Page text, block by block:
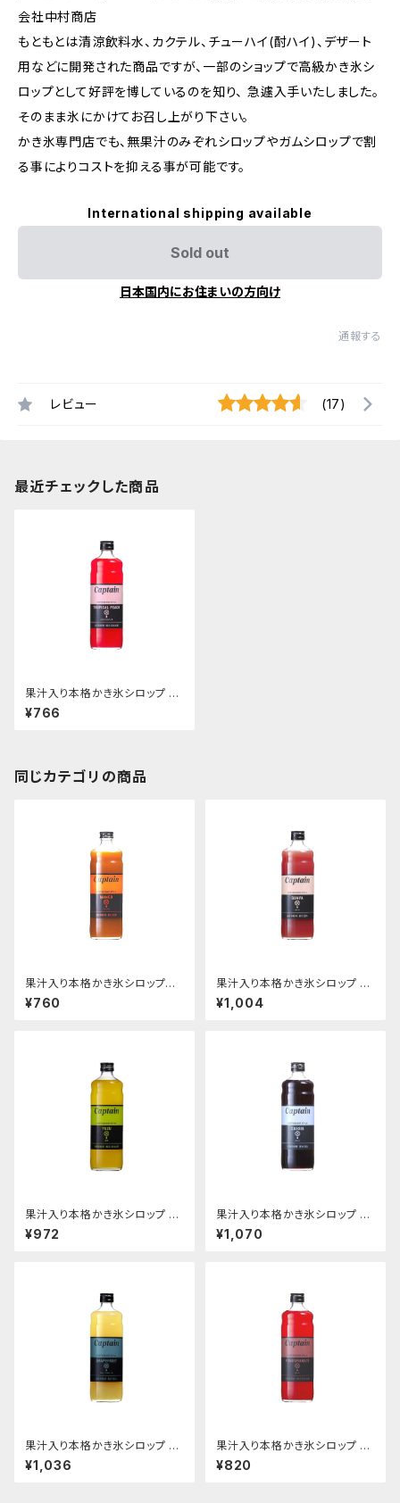
会社中村商店
もともとは清涼飲料水、カクテル、チューハイ(酎ハイ)、デザート
用などに開発された商品ですが、一部のショップで高級かき氷シ
ロップとして好評を博しているのを知り、 急遽入手いたしました。
そのまま氷にかけてお召し上がり下さい。
かき氷専門店でも、無果汁のみぞれシロップやガムシロップで割
る事によりコストを抑える事が可能です。
International shipping available
Sold out
日本国内にお住まいの方向け
通報する
レビュー (17)
最近チェックした商品
果汁入り本格かき氷シロップ ト
ロピカルピーチ 600ｍｌビン
¥766
同じカテゴリの商品
果汁入り本格かき氷シロップ
マンゴー 600ｍｌ
¥760
果汁入り本格かき氷シロップ グ
ァバ 600ｍｌビン
¥1,004
果汁入り本格かき氷シロップ ゆ
ず柚子 600ｍｌビン
¥972
果汁入り本格かき氷シロップ カ
シス 600ｍｌビン
¥1,070
果汁入り本格かき氷シロップ グ
レープフルーツ 600ｍｌビン
¥1,036
果汁入り本格かき氷シロップ ザ
クロ 600ｍｌビン
¥820